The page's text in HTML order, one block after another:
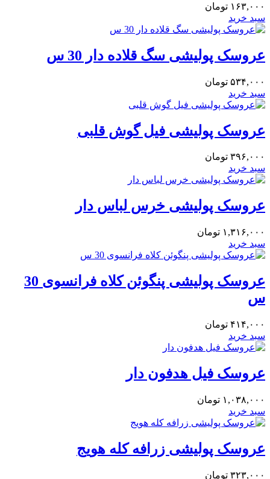
۱۶۳,۰۰۰ تومان
سبد خرید
عروسک پولیشی سگ قلاده دار 30 س
۵۳۴,۰۰۰ تومان
سبد خرید
عروسک پولیشی فیل گوش قلبی
۳۹۶,۰۰۰ تومان
سبد خرید
عروسک پولیشی خرس لباس دار
۱,۳۱۶,۰۰۰ تومان
سبد خرید
عروسک پولیشی پنگوئن کلاه فرانسوی 30
س
۴۱۴,۰۰۰ تومان
سبد خرید
عروسک فیل هدفون دار
۱,۰۳۸,۰۰۰ تومان
سبد خرید
عروسک پولیشی زرافه کله هویج
۳۲۳,۰۰۰ تومان